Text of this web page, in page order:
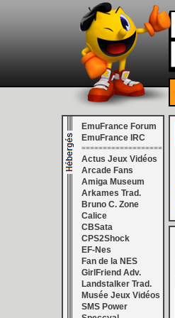
EmuFrance Forum
EmuFrance IRC
===================
Actus Jeux Vidéos
Arcade Fans
Amiga Museum
Arkames Trad.
Bruno C. Zone
Calice
CBSata
CPS2Shock
EF-Nes
Fan de la NES
GirlFriend Adv.
Landstalker Trad.
Musée Jeux Vidéos
SMS Power